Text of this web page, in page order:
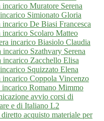
Muratore Serena
Simionato Gloria
De Biasi Francesca
incarico Scolaro Matteo
incarico Biasiolo Claudia
Szathvary Serena
incarico Zacchello Elisa
Squizzato Elena
incarico Coppola Vincenzo
incarico Romano Mimmo
avvio corsi di
e di Italiano L2
acquisto materiale per